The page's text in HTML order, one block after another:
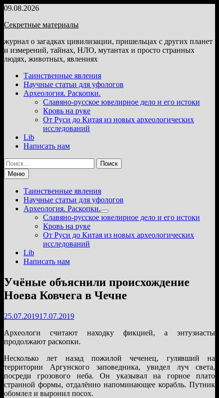
Перейти
содержимому
09.08.2026
Секретные материалы
журнал о загадках цивилизации, пришельцах с других планет
и измерений, тайнах, НЛО, мутантах и просто странных
людях, животных, явлениях
Таинственные явления
Научные статьи для уфологов
Археология. Раскопки.
Славяно-русское ювелирное дело и его истоки
Кровь на руке
От Руси до Китая из новых археологических
исследований
Lib
Написать нам
Найти:
Меню
Таинственные явления
Научные статьи для уфологов
Археология. Раскопки.
Показать
подменю
Славяно-русское ювелирное дело и его истоки
Кровь на руке
От Руси до Китая из новых археологических
исследований
Lib
Написать нам
Учёные объяснили происхождение
Ноева Ковчега в Чечне
25.07.201917.07.2019
Археологи считают находку фикцией, а энтузиасты
продолжают раскопки.
Несколько лет назад пожилой чеченец, гулявший на
территории Аргунского заповедника, увидел луч света,
посреди грозового неба. Он указывал на горное плато
странной формы, отдалённо напоминающее корабль. Путник
обомлел и выронил посох.